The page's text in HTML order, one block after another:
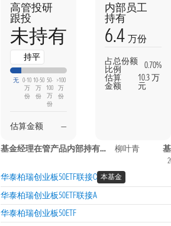
高管投研
跟投
未持有
持平
无 0-10
万
份
10-50
万
份
50-
100
万
份
>100
万
份
估算金额 —
内部员工
持有
6.4 万份
占总份额
比例
0.70%
估算
金额
10.3 万
元
基金经理在管产品内部持有信息 柳叶青
华泰柏瑞创业板50ETF联接C 本基金
华泰柏瑞创业板50ETF联接A
华泰柏瑞创业板50ETF